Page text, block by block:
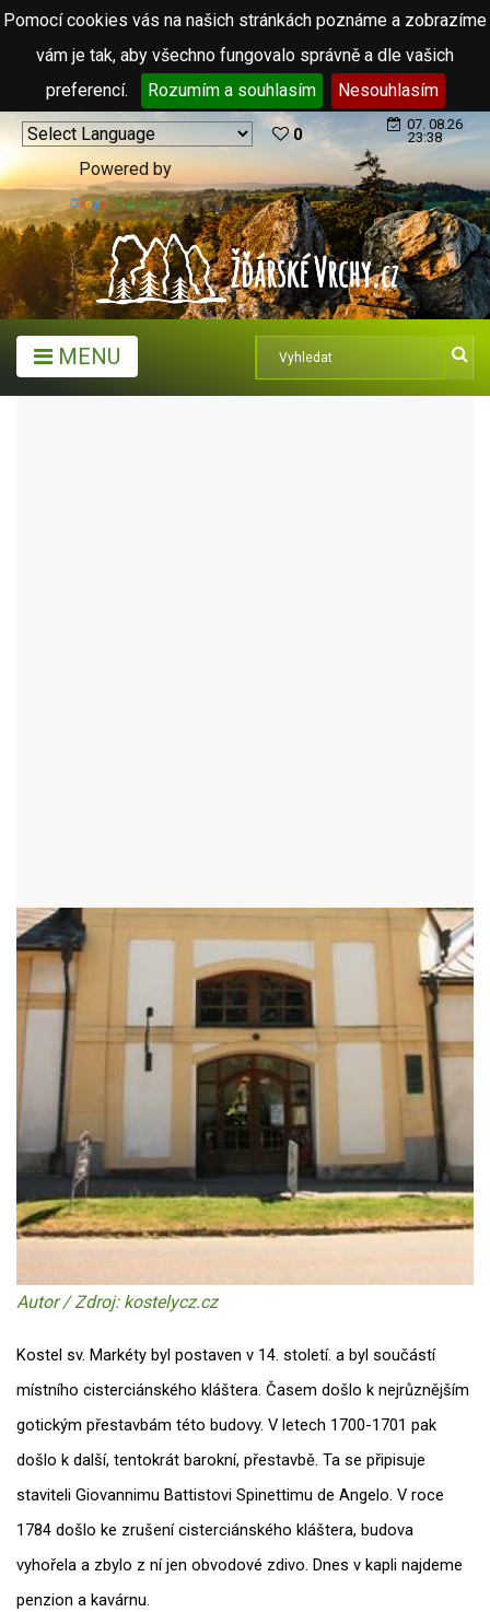
Pomocí cookies vás na našich stránkách poznáme a zobrazíme
vám je tak, aby všechno fungovalo správně a dle vašich
preferencí.
Rozumím a souhlasím Nesouhlasím
Powered by
Translate
0
07. 08.26
23:38
MENU
Autor / Zdroj: kostelycz.cz
Kostel sv. Markéty byl postaven v 14. století. a byl součástí
místního cisterciánského kláštera. Časem došlo k nejrůznějším
gotickým přestavbám této budovy. V letech 1700-1701 pak
došlo k další, tentokrát barokní, přestavbě. Ta se připisuje
staviteli Giovannimu Battistovi Spinettimu de Angelo. V roce
1784 došlo ke zrušení cisterciánského kláštera, budova
vyhořela a zbylo z ní jen obvodové zdivo. Dnes v kapli najdeme
penzion a kavárnu.